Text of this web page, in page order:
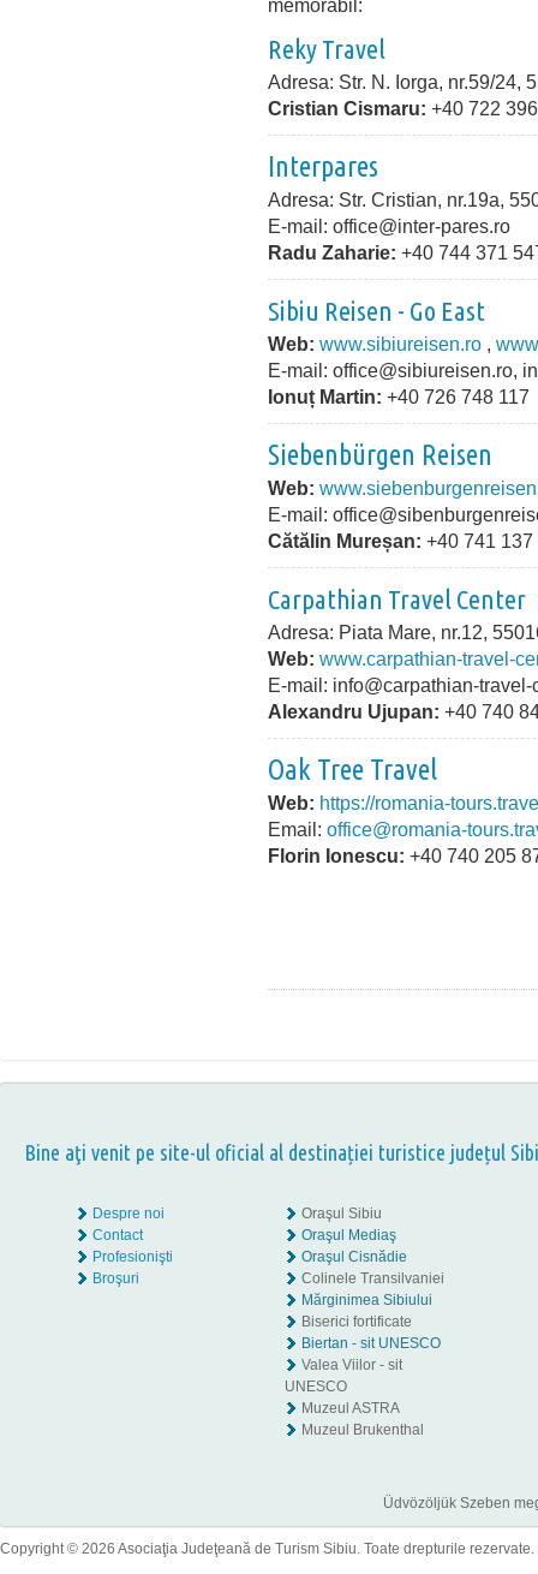
memorabil:
Reky Travel
Adresa: Str. N. Iorga, nr.59/24,
Cristian Cismaru: +40 722
Interpares
Adresa: Str. Cristian, nr.19a,
E-mail: office@inter-pares.ro
Radu Zaharie: +40 744 371
Sibiu Reisen - Go East
Web: www.sibiureisen.ro ,
E-mail: office@sibiureisen.ro,
Ionuț Martin: +40 726 748 117
Siebenbürgen Reisen
Web:
E-mail:
Cătălin Mureșan: +40 741
Carpathian Travel Center
Adresa: Piata Mare, nr.12,
Web: www.carpathian-travel-
E-mail: info@carpathian-travel-
Alexandru Ujupan: +40 740
Oak Tree Travel
Web: https://romania-
Email: office@romania-
Florin Ionescu: +40 740 205
Bine aţi venit pe site-ul oficial al destinației turistice județul
Despre noi
Contact
Profesionişti
Broşuri
Oraşul Sibiu
Oraşul Mediaş
Oraşul Cisnădie
Colinele Transilvaniei
Mărginimea Sibiului
Biserici fortificate
Biertan - sit UNESCO
Valea Viilor - sit
UNESCO
Muzeul ASTRA
Muzeul Brukenthal
Üdvözöljük Szeben
Copyright © 2026 Asociaţia Judeţeană de Turism Sibiu. Toate drepturile rezervate.